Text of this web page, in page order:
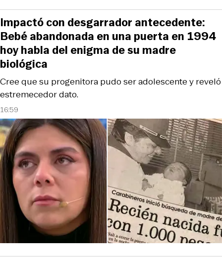
16:59
Cree que su progenitora pudo ser adolescente y reveló
estremecedor dato.
Impactó con desgarrador antecedente:
Bebé abandonada en una puerta en 1994
hoy habla del enigma de su madre
biológica